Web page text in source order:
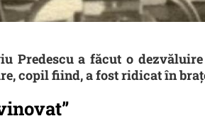
Predescu a făcut o
copil fiind, a fost ridicat în